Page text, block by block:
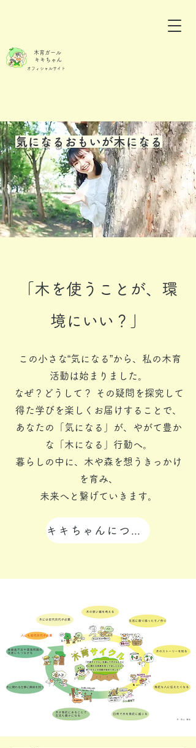
木育ガール
キキちゃん
オフィシャルサイト
​気になる おもいが木になる
「木を使うことが、環
境にいい？」
この小さな“気になる”から、私の木育
活動は始まりました。
なぜ？どうして？ その疑問を探究して
得た学びを楽しくお届けすることで、
あなたの「気になる」が、やがて豊か
な「木になる」行動へ。
暮らしの中に、木や森を想うきっかけ
を育み、
未来へと繋げていきます。